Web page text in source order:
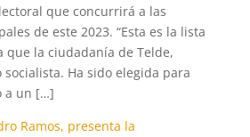
que concurrirá a las
de este 2023. “Esta es la lista
que la ciudadanía de Telde,
Ha sido elegida para
a un […]
Ramos, presenta la